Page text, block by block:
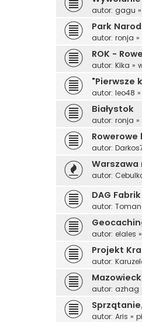
autor: gagu »
Park
autor: ronja »
ROK -
autor: Kika »
"Pierwsze
autor: leo48 »
Białystok
autor: ronja »
autor:
Warszawa
autor:
DAG
autor:
autor: elales »
Projekt
autor:
autor: azhag
autor: Aris »